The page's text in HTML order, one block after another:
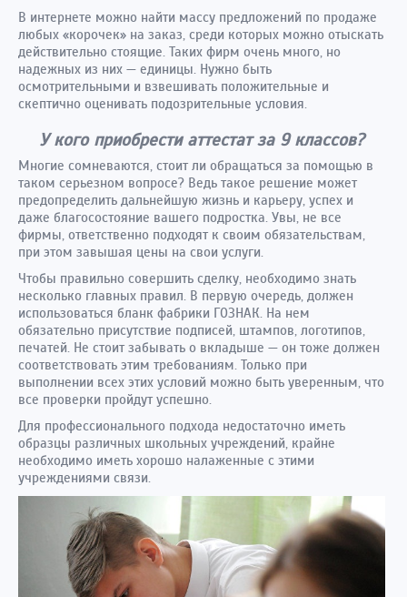
В интернете можно найти массу предложений по продаже
любых «корочек» на заказ, среди которых можно отыскать
действительно стоящие. Таких фирм очень много, но
надежных из них — единицы. Нужно быть
осмотрительными и взвешивать положительные и
скептично оценивать подозрительные условия.
У кого приобрести аттестат за 9 классов?
Многие сомневаются, стоит ли обращаться за помощью в
таком серьезном вопросе? Ведь такое решение может
предопределить дальнейшую жизнь и карьеру, успех и
даже благосостояние вашего подростка. Увы, не все
фирмы, ответственно подходят к своим обязательствам,
при этом завышая цены на свои услуги.
Чтобы правильно совершить сделку, необходимо знать
несколько главных правил. В первую очередь, должен
использоваться бланк фабрики ГОЗНАК. На нем
обязательно присутствие подписей, штампов, логотипов,
печатей. Не стоит забывать о вкладыше — он тоже должен
соответствовать этим требованиям. Только при
выполнении всех этих условий можно быть уверенным, что
все проверки пройдут успешно.
Для профессионального подхода недостаточно иметь
образцы различных школьных учреждений, крайне
необходимо иметь хорошо налаженные с этими
учреждениями связи.